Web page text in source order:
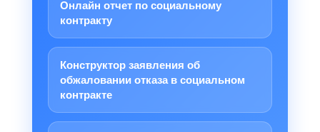
Онлайн отчет по социальному
контракту
Конструктор заявления об
обжаловании отказа в социальном
контракте